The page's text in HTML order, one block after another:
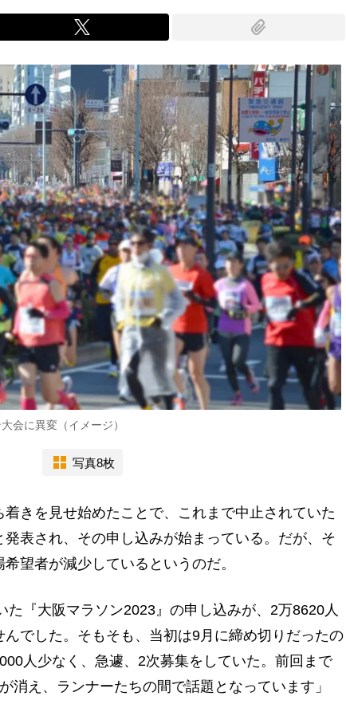
会に異変（イメージ）
写真8枚
きを見せ始めたことで、これまで中止されていた
表され、その申し込みが始まっている。だが、そ
望者が減少しているというのだ。
た『大阪マラソン2023』の申し込みが、2万8620人
んでした。そもそも、当初は9月に締め切りだったの
人少なく、急遽、2次募集をしていた。前回まで
消え、ランナーたちの間で話題となっています」